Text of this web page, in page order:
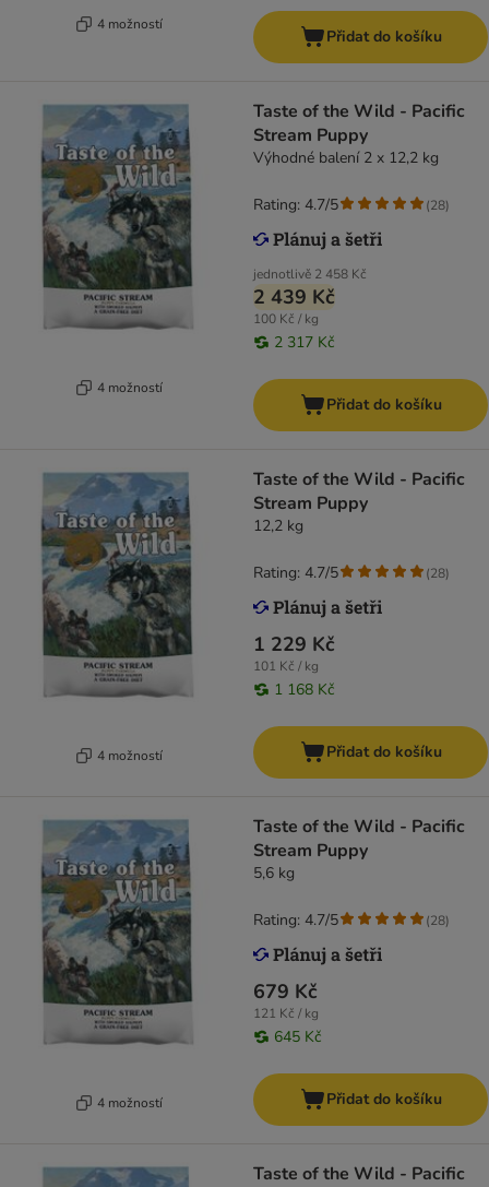
4 možností
Přidat do košíku
4 možností
Taste of the Wild - Pacific
Stream Puppy
Výhodné balení 2 x 12,2 kg
jednotlivě 2 458 Kč
2 439 Kč
100 Kč / kg
2 317 Kč
Rating: 4.7/5 (28)
Přidat do košíku
4 možností
Taste of the Wild - Pacific
Stream Puppy
12,2 kg
1 229 Kč
101 Kč / kg
1 168 Kč
Rating: 4.7/5 (28)
Přidat do košíku
4 možností
Taste of the Wild - Pacific
Stream Puppy
5,6 kg
679 Kč
121 Kč / kg
645 Kč
Rating: 4.7/5 (28)
Přidat do košíku
Taste of the Wild - Pacific